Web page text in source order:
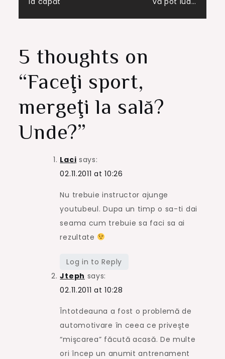
navigation
5 thoughts on
“Faceţi sport,
mergeţi la sală?
Unde?”
Laci says:
02.11.2011 at 10:26
Nu trebuie instructor ajunge
youtubeul. Dupa un timp o sa-ti dai
seama cum trebuie sa faci sa ai
rezultate
Log in to Reply
Jteph says:
02.11.2011 at 10:28
Întotdeauna a fost o problemă de
automotivare în ceea ce priveşte
“mişcarea” făcută acasă. De multe
ori încep un anumit antrenament